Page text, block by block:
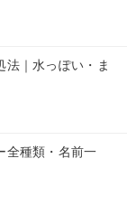
法｜水っぽい・ま
全種類・名前一